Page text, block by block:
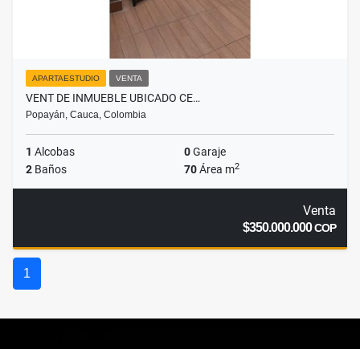
APARTAESTUDIO VENTA
VENT DE INMUEBLE UBICADO CE…
Popayán, Cauca, Colombia
1 Alcobas 0Garaje
2 Baños 70Área m2
Venta
$350.000.000COP
1